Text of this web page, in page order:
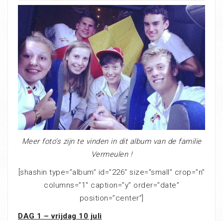
Meer foto’s zijn te vinden in dit album van de familie
Vermeulen !
[shashin type=”album” id=”226″ size=”small” crop=”n”
columns=”1″ caption=”y” order=”date”
position=”center”]
DAG 1 – vrijdag 10 juli